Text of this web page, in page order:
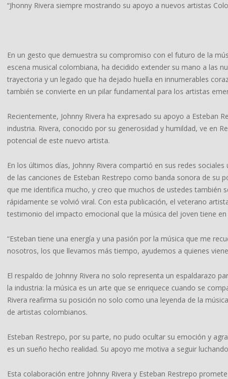
“Jhonny Rivera siempre mostrando su apoyo a nuevos artistas
En un gesto que demuestra su compromiso con el futuro de la
escena musical colombiana, ha decidido extender su mano a las
trayectoria y un legado que ha dejado huella en innumerables
también se convierte en un pilar fundamental para los artistas
Recientemente, Johnny Rivera ha expresado su apoyo a Esteban
industria. Rivera, conocido por su generosidad y humildad, ve en
potencial de este nuevo artista.
En los últimos días, Johnny Rivera compartió en sus redes
de las canciones de Esteban Restrepo como banda sonora de su
que me identifica mucho, y creo que muchos de ustedes también
rápidamente se volvió viral. Con esta publicación, el veterano
testimonio del impacto emocional que la música del joven tiene en
“Esteban tiene una energía y una pasión por la música que me
nosotros, los que llevamos más tiempo, ayudemos a quienes
El respaldo de Johnny Rivera no solo representa un espaldarazo
la industria: la música es un arte que se enriquece cuando se
Rivera reafirma su posición no solo como una leyenda de la
de artistas colombianos.
Esteban Restrepo, por su parte, no pudo ocultar su emoción y
es un sueño hecho realidad. Su apoyo me motiva a seguir
Esta colaboración entre Johnny Rivera y Esteban Restrepo